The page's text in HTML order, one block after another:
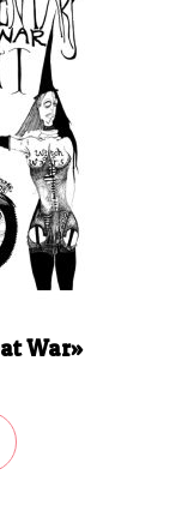
War»